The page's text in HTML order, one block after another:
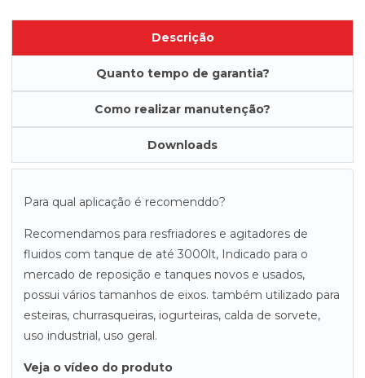
Descrição
Quanto tempo de garantia?
Como realizar manutenção?
Downloads
Para qual aplicação é recomenddo?
Recomendamos para resfriadores e agitadores de
fluidos com tanque de até 3000lt, Indicado para o
mercado de reposição e tanques novos e usados,
possui vários tamanhos de eixos. também utilizado para
esteiras, churrasqueiras, iogurteiras, calda de sorvete,
uso industrial, uso geral.
Veja o vídeo do produto